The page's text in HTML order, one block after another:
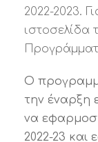
2022-2023.
ιστοσελίδα
Ο
την έναρξη
να
2022-23 και